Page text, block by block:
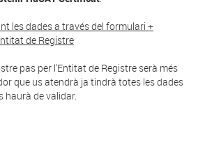
les dades a través del formulari +
de Registre
pas per l'Entitat de Registre serà més
que us atendrà ja tindrà totes les dades
haurà de validar.